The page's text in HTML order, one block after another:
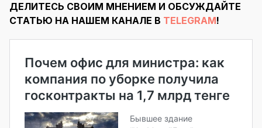
ДЕЛИТЕСЬ СВОИМ МНЕНИЕМ И ОБСУЖДАЙТЕ
СТАТЬЮ НА НАШЕМ КАНАЛЕ В TELEGRAM!